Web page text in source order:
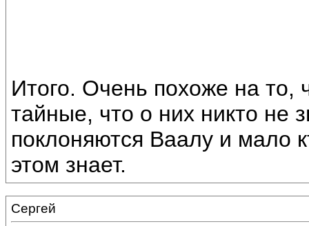
Итого. Очень похоже на то,
тайные, что о них никто не
поклоняются Ваалу и мало
этом знает.
Сергей